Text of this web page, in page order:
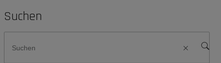
Suchen